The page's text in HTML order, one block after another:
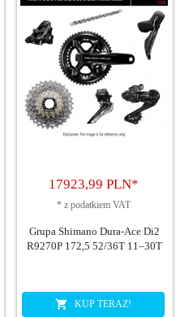
17923,99 PLN*
* z podatkiem VAT
Grupa Shimano Dura-Ace Di2
R9270P 172,5 52/36T 11–30T
KUP TERAZ!